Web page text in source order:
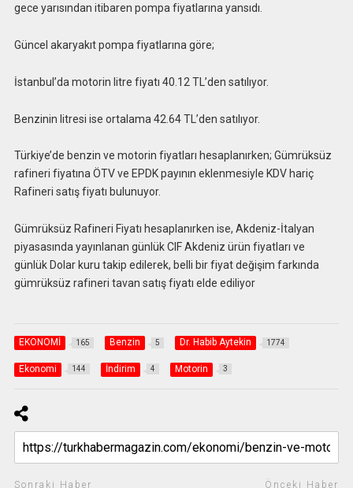
gece yarısından itibaren pompa fiyatlarına yansıdı.
Güncel akaryakıt pompa fiyatlarına göre;
İstanbul’da motorin litre fiyatı 40.12 TL’den satılıyor.
Benzinin litresi ise ortalama 42.64 TL’den satılıyor.
Türkiye’de benzin ve motorin fiyatları hesaplanırken; Gümrüksüz
rafineri fiyatına ÖTV ve EPDK payının eklenmesiyle KDV hariç
Rafineri satış fiyatı bulunuyor.
Gümrüksüz Rafineri Fiyatı hesaplanırken ise, Akdeniz-İtalyan
piyasasında yayınlanan günlük CIF Akdeniz ürün fiyatları ve
günlük Dolar kuru takip edilerek, belli bir fiyat değişim farkında
gümrüksüz rafineri tavan satış fiyatı elde ediliyor
EKONOMİ 165 Benzin 5 Dr. Habib Aytekin 1774
Ekonomi 144 İndirim 4 Motorin 3
Sonraki Haber Önceki Haber